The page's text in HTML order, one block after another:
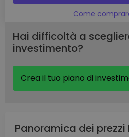
Come
Hai difficoltà a
investimento?
Crea il tuo piano di
Panoramica dei prezzi